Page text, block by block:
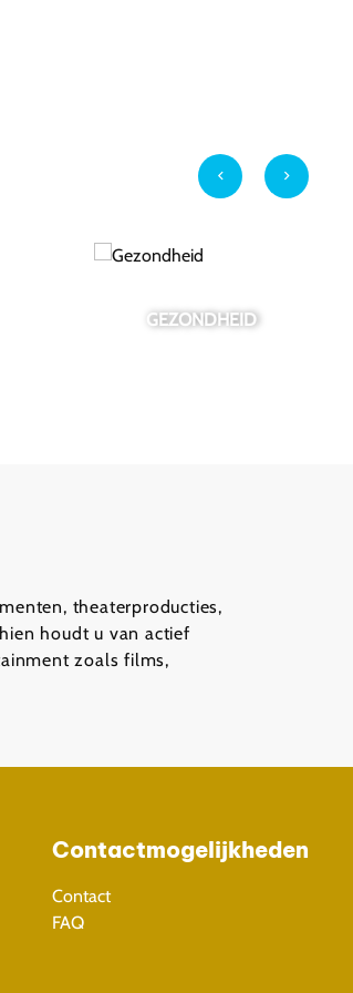
ENTERTAINMENT
theaterproducties,
houdt u van actief
zoals films,
Contactmogelijkheden
Contact
FAQ